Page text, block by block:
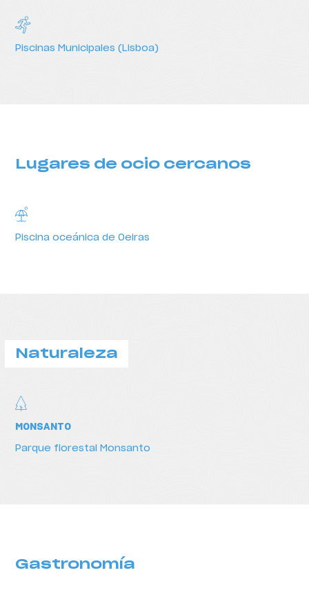
Piscinas Municipales (Lisboa)
Lugares de ocio cercanos
Piscina oceánica de Oeiras
Naturaleza
MONSANTO
Parque florestal Monsanto
Gastronomía